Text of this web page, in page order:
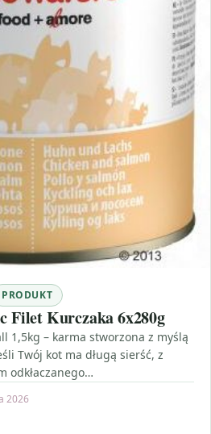
PRODUKT
Filet Kurczaka 6x280g
1,5kg – karma stworzona z myślą
Twój kot ma długą sierść, z
odkłaczanego…
2026